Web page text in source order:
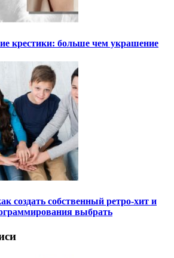
крестики: больше чем украшение
создать собственный ретро-хит и
выбрать